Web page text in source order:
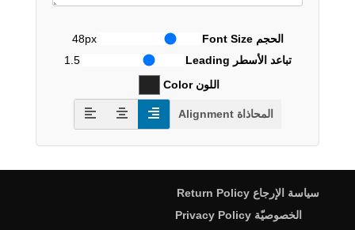
الحجم Font Size
48px
تباعد الأسطر Leading
1.5
اللون Color
المحاذاة Alignment
سياسة الإرجاع Return Policy
الخصوصيّة Privacy Policy